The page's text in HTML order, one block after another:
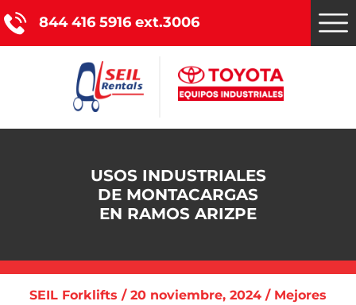
844 416 5916 ext.3006
Nuestros servicios
Catálogo de productos
Promociones
Nosotros
USOS INDUSTRIALES
DE MONTACARGAS
EN RAMOS ARIZPE
SEIL Forklifts / 20 noviembre, 2024 / Mejores